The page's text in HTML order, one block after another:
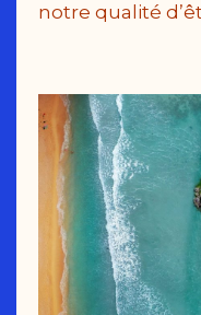
notre qualité